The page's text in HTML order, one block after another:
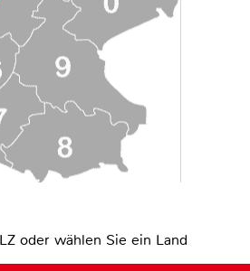
oder wählen Sie ein Land